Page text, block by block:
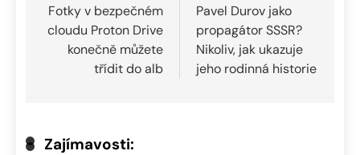
pro
příspěvek
Fotky v bezpečném
cloudu Proton Drive
konečně můžete
třídit do alb
Pavel Durov jako
propagátor SSSR?
Nikoliv, jak ukazuje
jeho rodinná historie
Zajímavosti: